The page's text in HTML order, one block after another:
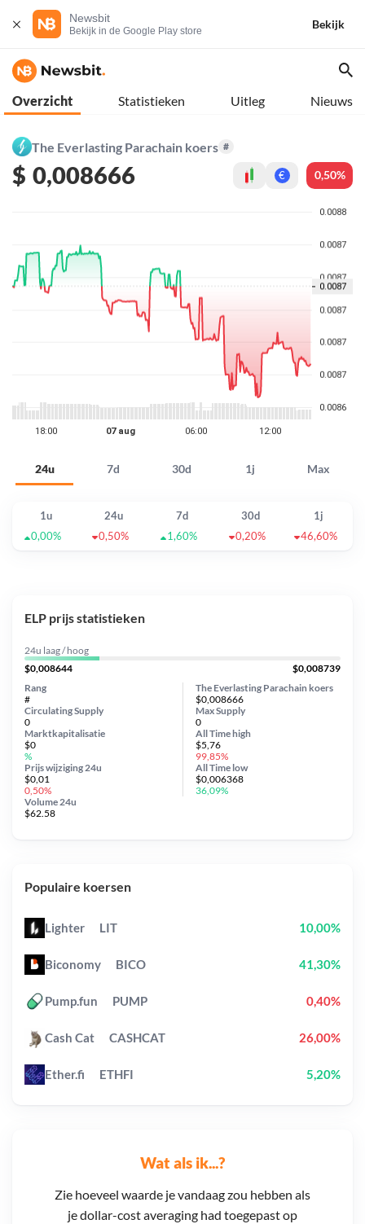
Newsbit
Bekijk in de Google Play store
Bekijk
Overzicht Statistieken Uitleg Nieuws
The Everlasting Parachain koers #
$ 0,008666 € 0,50%
24u 7d 30d 1j Max
1u 24u 7d 30d
1j
0,00%
0,50% 1,60% 0,20% 46,60%
Wat als ik...?
Zie hoeveel waarde je vandaag zou hebben als
je dollar-cost averaging had toegepast op
ELP prijs statistieken
24u laag / hoog
$0,008644
$0,008739
The Everlasting Parachain koers
$0,008666
Circulating Supply
0
Prijs wijziging 24u
$0,01
0,50%
Max Supply
0
Marktkapitalisatie
$0
%
Volume 24u
$62.58
Rang
#
All Timehigh
$5,76
99,85%
All Time low
$0,006368
36,09%
Populaire koersen
Lighter LIT 10,00%
Biconomy BICO 41,30%
Pump.fun PUMP 0,40%
Cash Cat CASHCAT 26,00%
Ether.fi ETHFI 5,20%